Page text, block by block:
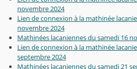
novembre 2024
Lien de connexion à la mathinée
novembre 2024
Mathinées lacaniennes du samedi 16
Lien de connexion à la mathinée
septembre 2024
Mathinées lacaniennes du samedi 21